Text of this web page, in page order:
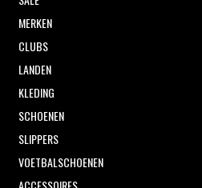
MERKEN
CLUBS
LANDEN
KLEDING
SCHOENEN
SLIPPERS
VOETBALSCHOENEN